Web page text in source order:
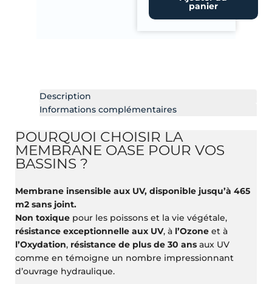
15.25m.
panier
Description
Informations complémentaires
POURQUOI CHOISIR LA
MEMBRANE OASE POUR VOS
BASSINS ?
Membrane insensible aux UV, disponible jusqu’à 465
m2 sans joint.
Non toxique pour les poissons et la vie végétale,
résistance exceptionnelle aux UV, à l’Ozone et à
l’Oxydation, résistance de plus de 30 ans aux UV
comme en témoigne un nombre impressionnant
d’ouvrage hydraulique.